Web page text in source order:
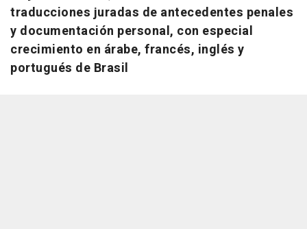
traducciones juradas de antecedentes penales
y documentación personal, con especial
crecimiento en árabe, francés, inglés y
portugués de Brasil